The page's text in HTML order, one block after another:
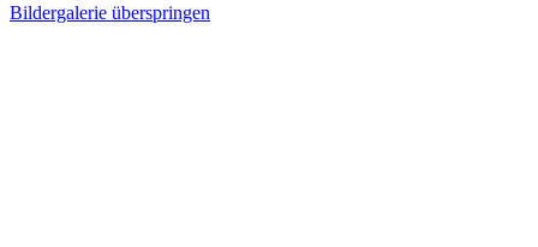
Bildergalerie überspringen